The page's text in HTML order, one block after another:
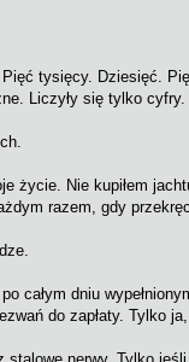
tysięcy. Dziesięć.
Liczyły się tylko cyfry.
życie. Nie kupiłem
razem, gdy
całym dniu
do zapłaty. Tylko